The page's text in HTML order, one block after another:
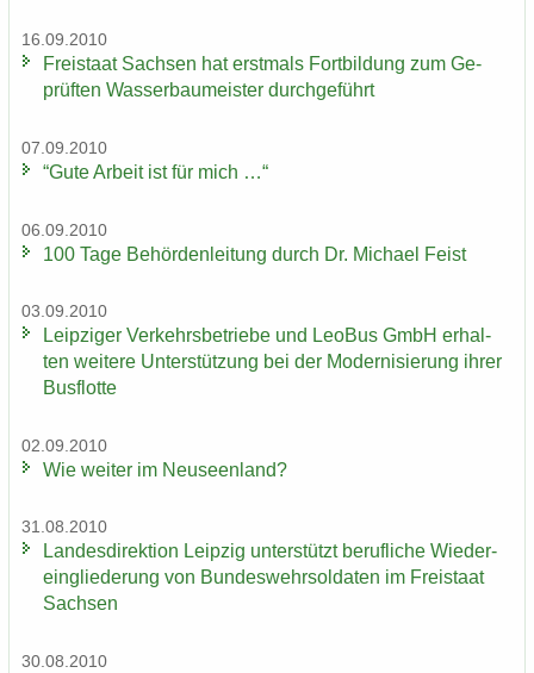
16.09.2010
Frei­staat Sach­sen hat erst­mals Fort­bil­dung zum Ge­
prüf­ten Was­ser­bau­meis­ter durch­ge­führt
07.09.2010
“Gute Ar­beit ist für mich …“
06.09.2010
100 Tage Be­hör­den­lei­tung durch Dr. Mi­cha­el Feist
03.09.2010
Leip­zi­ger Ver­kehrs­be­trie­be und LeoBus GmbH er­hal­
ten wei­te­re Un­ter­stüt­zung bei der Mo­der­ni­sie­rung ihrer
Bus­flot­te
02.09.2010
Wie wei­ter im Neu­seen­land?
31.08.2010
Lan­des­di­rek­ti­on Leip­zig un­ter­stützt be­ruf­li­che Wie­der­
ein­glie­de­rung von Bun­des­wehr­sol­da­ten im Frei­staat
Sach­sen
30.08.2010